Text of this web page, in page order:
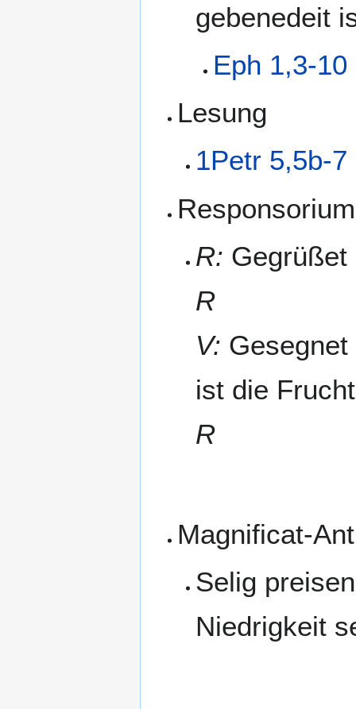
gebenedeit
Eph 1,3-10
Lesung
1Petr 5,5b-7
Responsorium
R:
R
V:
ist die
R
Magnificat-
Selig
Niedrigkeit